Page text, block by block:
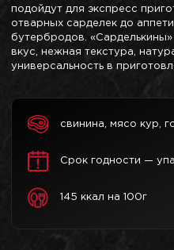
подойдут для экспресс
отварных сарделек до
бутербродов.
вкус, нежная текстура,
универсальность в
свинина, мясо кур,
Срок годности —
145 ккал на 100г